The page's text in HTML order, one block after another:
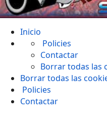
Inicio
Policies
Contactar
Borrar todas las
Borrar todas las
Policies
Contactar